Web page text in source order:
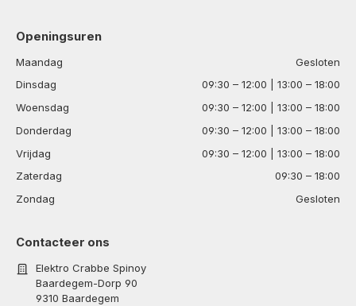
Openingsuren
Maandag
Gesloten
Dinsdag
09:30 – 12:00 | 13:00 – 18:00
Woensdag
09:30 – 12:00 | 13:00 – 18:00
Donderdag
09:30 – 12:00 | 13:00 – 18:00
Vrijdag
09:30 – 12:00 | 13:00 – 18:00
Zaterdag
09:30 – 18:00
Zondag
Gesloten
Contacteer ons
Elektro Crabbe Spinoy
Baardegem-Dorp 90
9310 Baardegem